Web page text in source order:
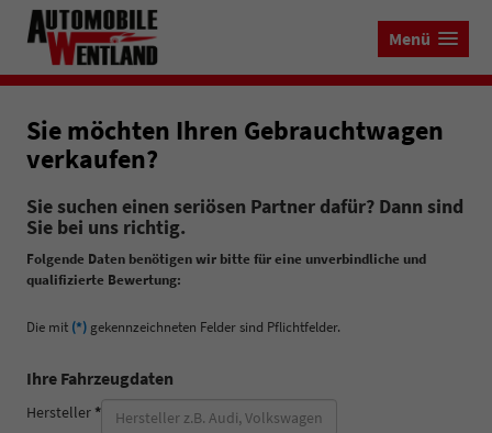
Menü
Sie möchten Ihren Gebrauchtwagen
verkaufen?
Sie suchen einen seriösen Partner dafür? Dann sind
Sie bei uns richtig.
Folgende Daten benötigen wir bitte für eine unverbindliche und
qualifizierte Bewertung:
Die mit (*) gekennzeichneten Felder sind Pflichtfelder.
Ihre Fahrzeugdaten
Hersteller *